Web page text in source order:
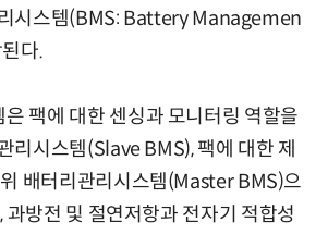
시스템(BMS: Battery Managemen
다.
팩에 대한 센싱과 모니터링 역할을
리시스템(Slave BMS), 팩에 대한 제
배터리관리시스템(Master BMS)으
과방전 및 절연저항과 전자기 적합성